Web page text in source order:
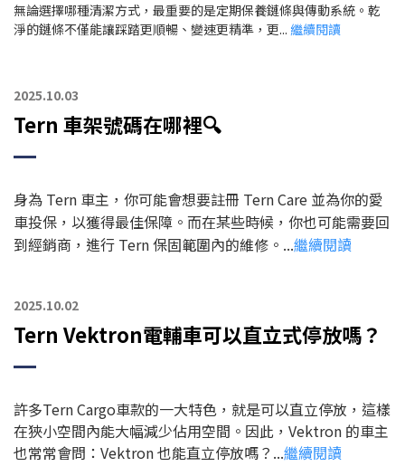
無論選擇哪種清潔方式，最重要的是定期保養鏈條與傳動系統。乾
淨的鏈條不僅能讓踩踏更順暢、變速更精準，更... 繼續閱讀
2025.10.03
Tern 車架號碼在哪裡🔍
身為 Tern 車主，你可能會想要註冊 Tern Care 並為你的愛
車投保，以獲得最佳保障。而在某些時候，你也可能需要回
到經銷商，進行 Tern 保固範圍內的維修。...繼續閱讀
2025.10.02
Tern Vektron電輔車可以直立式停放嗎？
許多Tern Cargo車款的一大特色，就是可以直立停放，這樣
在狹小空間內能大幅減少佔用空間。 因此，Vektron 的車主
也常常會問：Vektron 也能直立停放嗎？...繼續閱讀